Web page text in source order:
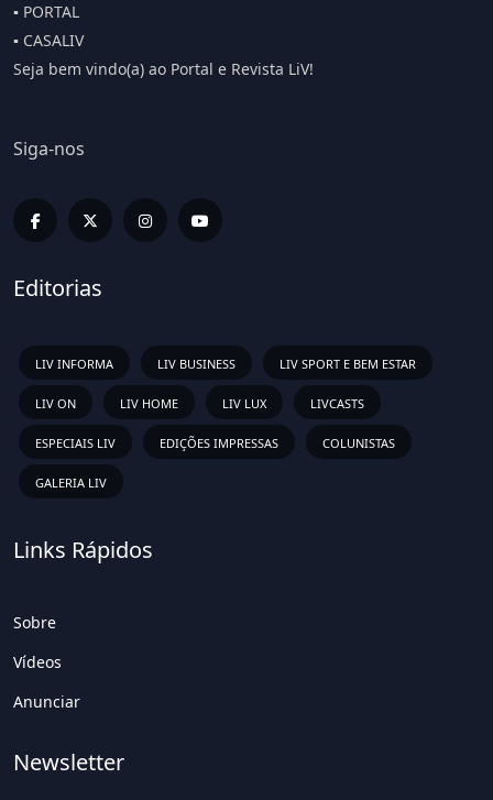
▪️ PORTAL
▪️ CASALIV
Seja bem vindo(a) ao Portal e Revista LiV!
Siga-nos
Editorias
LIV INFORMA LIV BUSINESS LIV SPORT E BEM ESTAR
LIV ON LIV HOME LIV LUX LIVCASTS
ESPECIAIS LIV EDIÇÕES IMPRESSAS COLUNISTAS
GALERIA LIV
Links Rápidos
Sobre
Vídeos
Anunciar
Newsletter